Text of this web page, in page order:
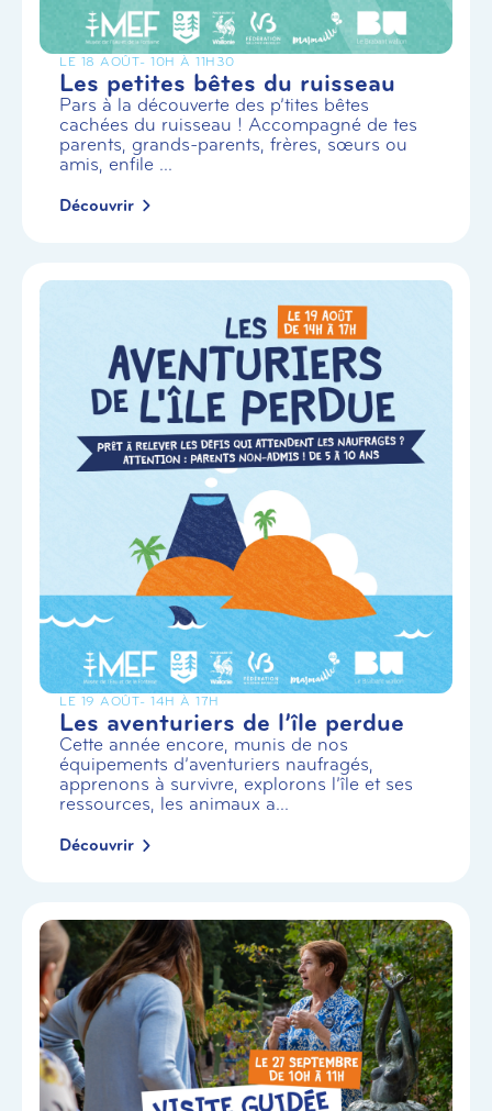
LE 18 AOÛT- 10H À 11H30
Les petites bêtes du ruisseau
Pars à la découverte des p’tites bêtes
cachées du ruisseau ! Accompagné de tes
parents, grands-parents, frères, sœurs ou
amis, enfile ...
Découvrir
LE 19 AOÛT- 14H À 17H
Les aventuriers de l’île perdue
Cette année encore, munis de nos
équipements d’aventuriers naufragés,
apprenons à survivre, explorons l’île et ses
ressources, les animaux a...
Découvrir